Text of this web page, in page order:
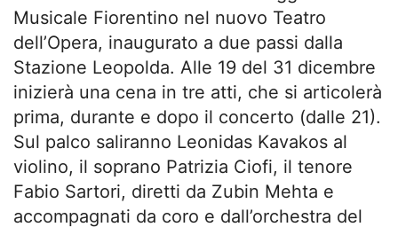
Musicale Fiorentino nel nuovo Teatro
dell’Opera, inaugurato a due passi dalla
Stazione Leopolda. Alle 19 del 31 dicembre
inizierà una cena in tre atti, che si articolerà
prima, durante e dopo il concerto (dalle 21).
Sul palco saliranno Leonidas Kavakos al
violino, il soprano Patrizia Ciofi, il tenore
Fabio Sartori, diretti da Zubin Mehta e
accompagnati da coro e dall’orchestra del